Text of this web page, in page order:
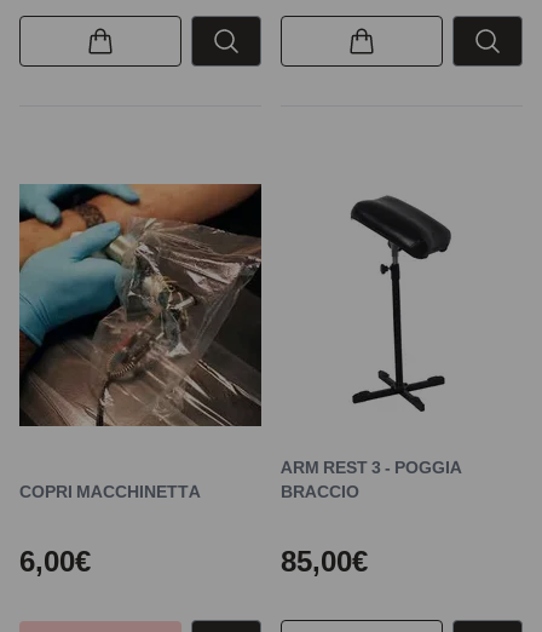
COPRI MACCHINETTA
6,00€
ARM REST 3 - POGGIA
BRACCIO
85,00€